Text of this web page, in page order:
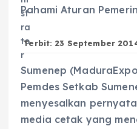
Terbit: 23 September
Sumenep
Pemdes Setkab
menyesalkan
media cetak yang